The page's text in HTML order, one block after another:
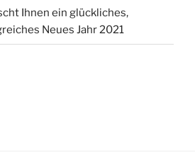
Ihnen ein glückliches,
Neues Jahr 2021